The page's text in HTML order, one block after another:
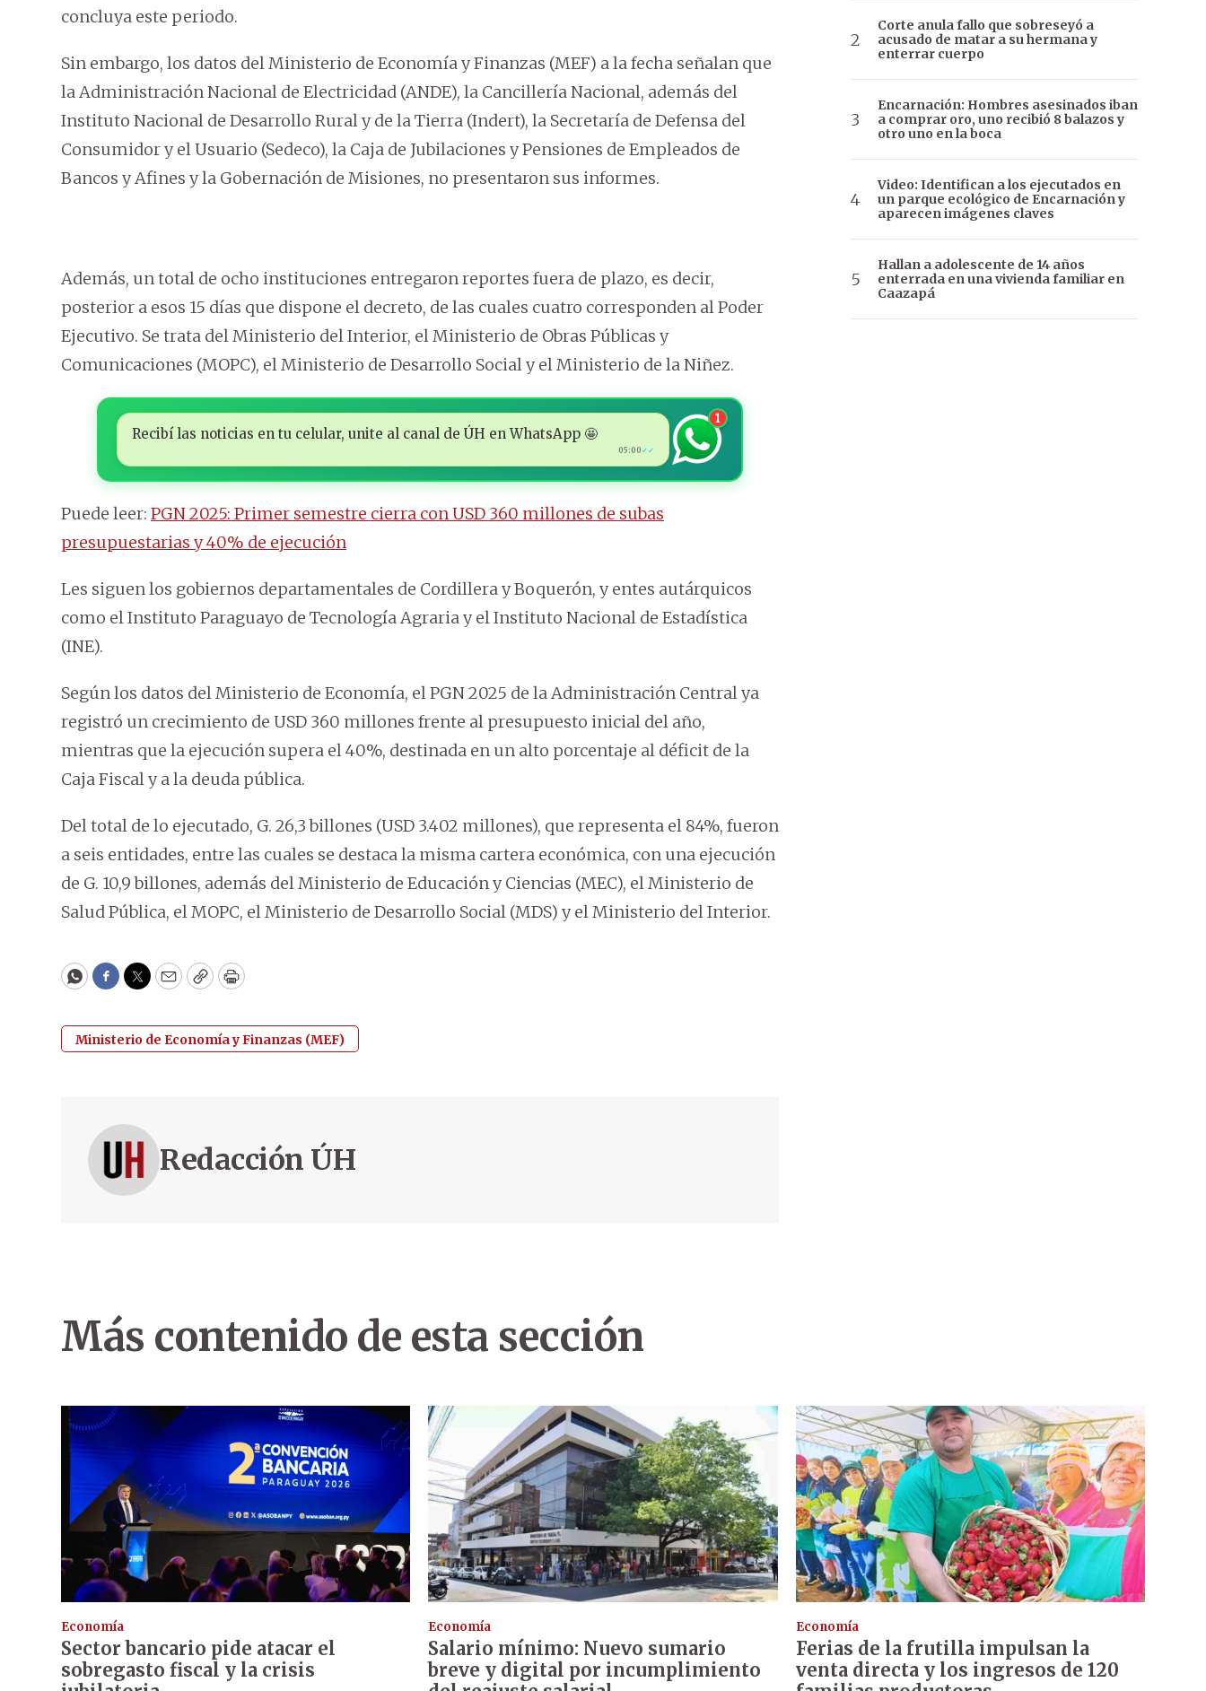
concluya este periodo.
Sin embargo, los datos del Ministerio de Economía y Finanzas (MEF) a la fecha señalan que
la Administración Nacional de Electricidad (ANDE), la Cancillería Nacional, además del
Instituto Nacional de Desarrollo Rural y de la Tierra (Indert), la Secretaría de Defensa del
Consumidor y el Usuario (Sedeco), la Caja de Jubilaciones y Pensiones de Empleados de
Bancos y Afines y la Gobernación de Misiones, no presentaron sus informes.
Además, un total de ocho instituciones entregaron reportes fuera de plazo, es decir,
posterior a esos 15 días que dispone el decreto, de las cuales cuatro corresponden al Poder
Ejecutivo. Se trata del Ministerio del Interior, el Ministerio de Obras Públicas y
Comunicaciones (MOPC), el Ministerio de Desarrollo Social y el Ministerio de la Niñez.
Recibí las noticias en tu celular, unite al canal de ÚH en WhatsApp 🤩
05:00 ✓✓
1
Puede leer: PGN 2025: Primer semestre cierra con USD 360 millones de subas
presupuestarias y 40% de ejecución
Les siguen los gobiernos departamentales de Cordillera y Boquerón, y entes autárquicos
como el Instituto Paraguayo de Tecnología Agraria y el Instituto Nacional de Estadística
(INE).
Según los datos del Ministerio de Economía, el PGN 2025 de la Administración Central ya
registró un crecimiento de USD 360 millones frente al presupuesto inicial del año,
mientras que la ejecución supera el 40%, destinada en un alto porcentaje al déficit de la
Caja Fiscal y a la deuda pública.
Del total de lo ejecutado, G. 26,3 billones (USD 3.402 millones), que representa el 84%, fueron
a seis entidades, entre las cuales se destaca la misma cartera económica, con una ejecución
de G. 10,9 billones, además del Ministerio de Educación y Ciencias (MEC), el Ministerio de
Salud Pública, el MOPC, el Ministerio de Desarrollo Social (MDS) y el Ministerio del Interior.
WhatsApp
Facebook
Twitter
EmailCopyPrint
Ministerio de Economía y Finanzas (MEF)
Redacción ÚH
Corte anula fallo que sobreseyó a
acusado de matar a su hermana y
enterrar cuerpo
Encarnación: Hombres asesinados iban
a comprar oro, uno recibió 8 balazos y
otro uno en la boca
Video: Identifican a los ejecutados en
un parque ecológico de Encarnación y
aparecen imágenes claves
Hallan a adolescente de 14 años
enterrada en una vivienda familiar en
Caazapá
Más contenido de esta sección
Economía
Sector bancario pide atacar el
sobregasto fiscal y la crisis
Economía
Salario mínimo: Nuevo sumario
breve y digital por incumplimiento
Economía
Ferias de la frutilla impulsan la
venta directa y los ingresos de 120